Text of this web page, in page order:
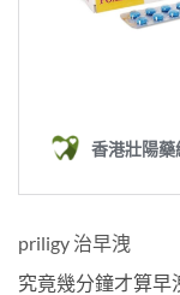
priligy 治早洩
究竟幾分鐘才算早